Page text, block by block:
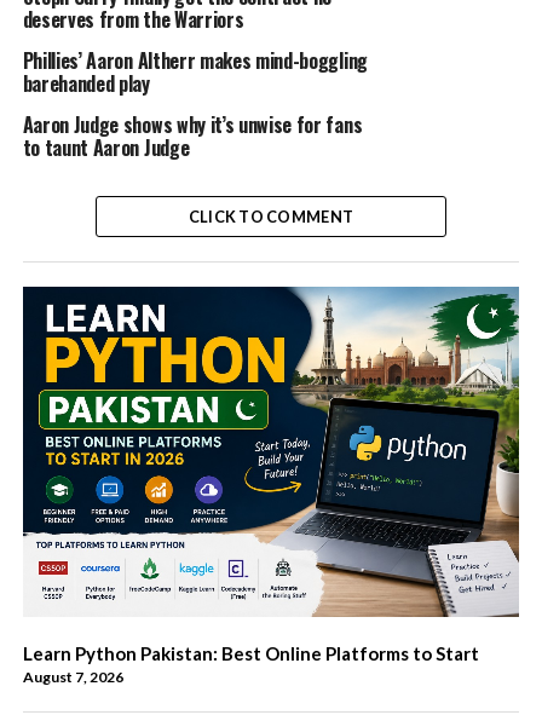
deserves from the Warriors
Phillies’ Aaron Altherr makes mind-boggling
barehanded play
Aaron Judge shows why it’s unwise for fans
to taunt Aaron Judge
CLICK TO COMMENT
Learn Python Pakistan: Best Online Platforms to Start
August 7, 2026